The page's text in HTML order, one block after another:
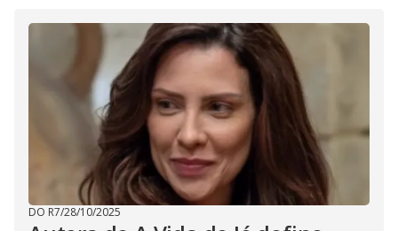
DO R7/28/10/2025